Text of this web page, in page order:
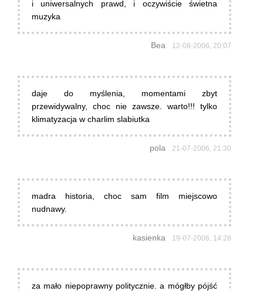
i uniwersalnych prawd, i oczywiście świetna
muzyka
Bea 12-08-2006, 20:07
daje do myślenia, momentami zbyt
przewidywalny, choc nie zawsze. warto!!! tylko
klimatyzacja w charlim slabiutka
pola 21-07-2006, 21:30
madra historia, choc sam film miejscowo
nudnawy.
kasienka 19-07-2006, 14:28
za mało niepoprawny politycznie. a mógłby pójść